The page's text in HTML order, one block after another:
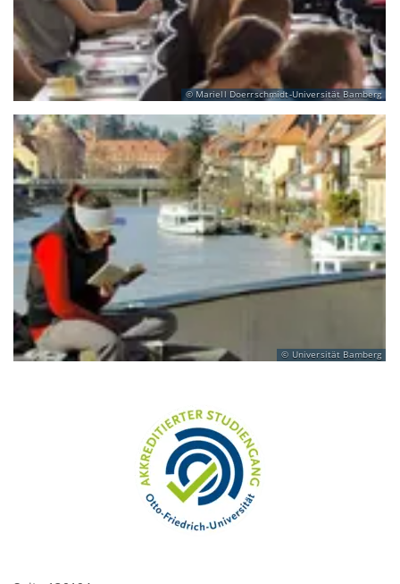
Mariell Doerrschmidt-Universität Bamberg
Universität Bamberg